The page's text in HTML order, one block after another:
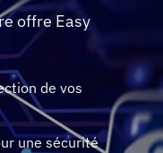
offre Easy
de vos
une sécurité